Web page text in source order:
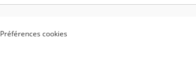
Préférences cookies